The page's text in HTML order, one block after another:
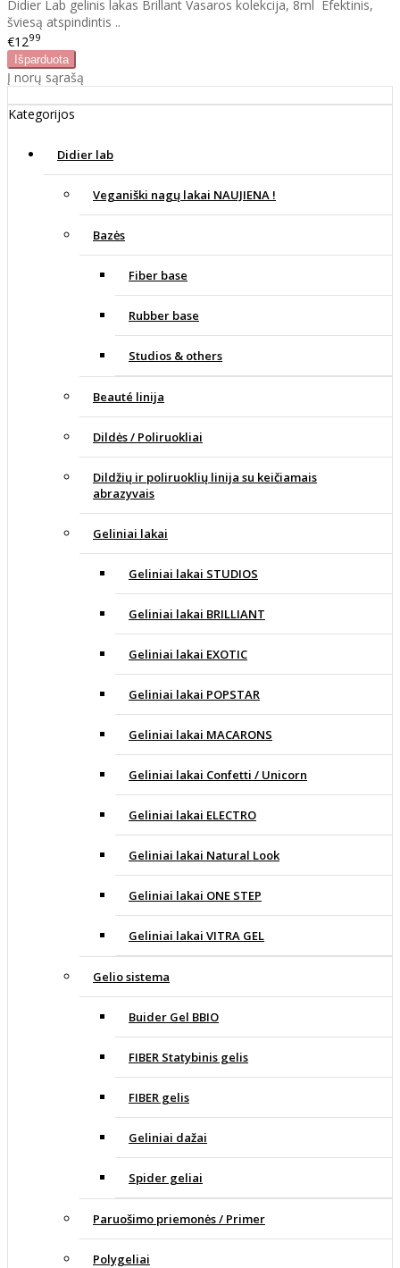
Didier Lab gelinis lakas Brillant Vasaros kolekcija, 8ml Efektinis,
šviesą atspindintis ..
€1299
Į norų sąrašą
Kategorijos
Didier lab
Veganiški nagų lakai NAUJIENA !
Bazės
Fiber base
Rubber base
Studios & others
Beauté linija
Dildės / Poliruokliai
Dildžių ir poliruoklių linija su keičiamais
abrazyvais
Geliniai lakai
Geliniai lakai STUDIOS
Geliniai lakai BRILLIANT
Geliniai lakai EXOTIC
Geliniai lakai POPSTAR
Geliniai lakai MACARONS
Geliniai lakai Confetti / Unicorn
Geliniai lakai ELECTRO
Geliniai lakai Natural Look
Geliniai lakai ONE STEP
Geliniai lakai VITRA GEL
Gelio sistema
Buider Gel BBIO
FIBER Statybinis gelis
FIBER gelis
Geliniai dažai
Spider geliai
Paruošimo priemonės / Primer
Polygeliai